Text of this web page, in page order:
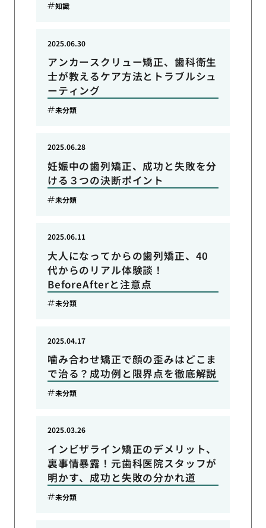
知識
アンカースクリュー矯正、歯科衛生
士が教えるケア方法とトラブルシュ
ーティング
2025.06.30
未分類
妊娠中の歯列矯正、成功と失敗を分
ける３つの決断ポイント
2025.06.28
未分類
大人になってからの歯列矯正、40
代からのリアル体験談！
BeforeAfterと注意点
2025.06.11
未分類
噛み合わせ矯正で顔の歪みはどこま
で治る？成功例と限界点を徹底解説
2025.04.17
未分類
インビザライン矯正のデメリット、
裏事情暴露！元歯科医院スタッフが
明かす、成功と失敗の分かれ道
2025.03.26
未分類